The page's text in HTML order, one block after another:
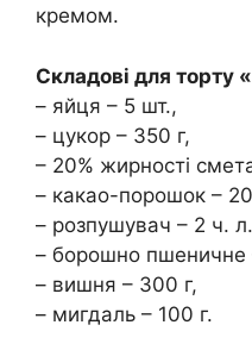
кремом.
Складові для торту
– яйця – 5 шт.,
– цукор – 350 г,
– 20% жирності
– какао-порошок – 20
– розпушувач – 2 ч.
– борошно пшеничне
– вишня – 300 г,
– мигдаль – 100 г.